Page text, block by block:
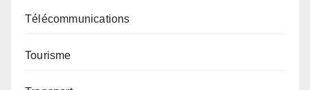
Télécommunications
Tourisme